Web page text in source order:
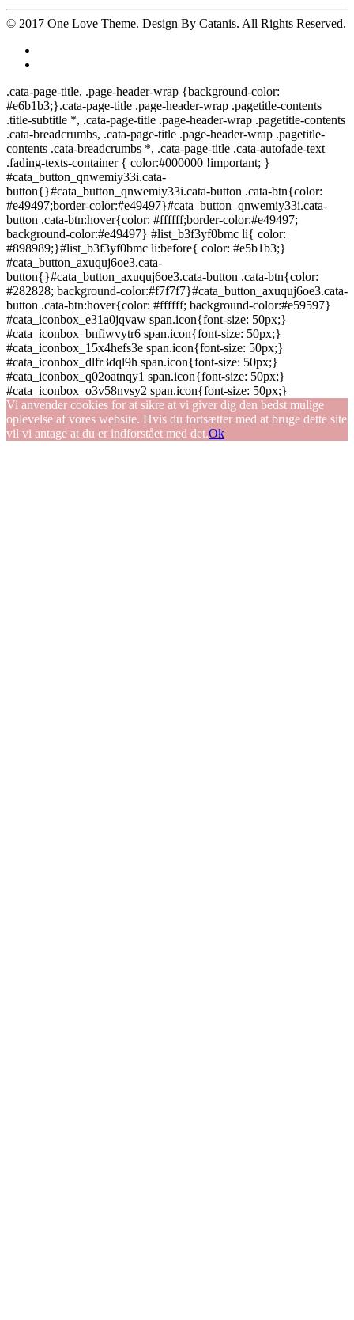
© 2017 One Love Theme. Design By Catanis. All Rights Reserved.
.cata-page-title, .page-header-wrap {background-color:
#e6b1b3;}.cata-page-title .page-header-wrap .pagetitle-contents
.title-subtitle *, .cata-page-title .page-header-wrap .pagetitle-contents
.cata-breadcrumbs, .cata-page-title .page-header-wrap .pagetitle-
contents .cata-breadcrumbs *, .cata-page-title .cata-autofade-text
.fading-texts-container { color:#000000 !important; }
#cata_button_qnwemiy33i.cata-
button{}#cata_button_qnwemiy33i.cata-button .cata-btn{color:
#e49497;border-color:#e49497}#cata_button_qnwemiy33i.cata-
button .cata-btn:hover{color: #ffffff;border-color:#e49497;
background-color:#e49497} #list_b3f3yf0bmc li{ color:
#898989;}#list_b3f3yf0bmc li:before{ color: #e5b1b3;}
#cata_button_axuquj6oe3.cata-
button{}#cata_button_axuquj6oe3.cata-button .cata-btn{color:
#282828; background-color:#f7f7f7}#cata_button_axuquj6oe3.cata-
button .cata-btn:hover{color: #ffffff; background-color:#e59597}
#cata_iconbox_e31a0jqvaw span.icon{font-size: 50px;}
#cata_iconbox_bnfiwvytr6 span.icon{font-size: 50px;}
#cata_iconbox_15x4hefs3e span.icon{font-size: 50px;}
#cata_iconbox_dlfr3dql9h span.icon{font-size: 50px;}
#cata_iconbox_q02oatnqy1 span.icon{font-size: 50px;}
#cata_iconbox_o3v58nvsy2 span.icon{font-size: 50px;}
Vi anvender cookies for at sikre at vi giver dig den bedst mulige
oplevelse af vores website. Hvis du fortsætter med at bruge dette site
vil vi antage at du er indforstået med det.Ok